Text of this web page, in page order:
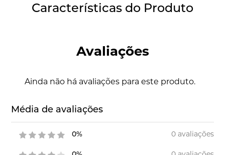
Características do Produto
Avaliações
Ainda não há avaliações para este produto.
Média de avaliações
0% 0 avaliações